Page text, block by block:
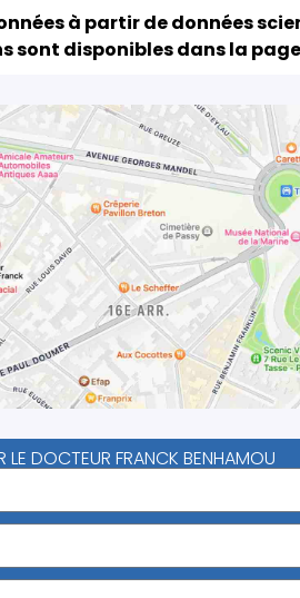
à partir de données
sont disponibles dans la page
LE DOCTEUR FRANCK BENHAMOU